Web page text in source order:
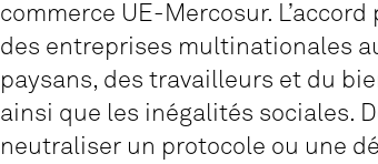
commerce UE-Mercosur.
des entreprises multinationales
paysans, des travailleurs et du
ainsi que les inégalités sociales.
neutraliser un protocole ou une